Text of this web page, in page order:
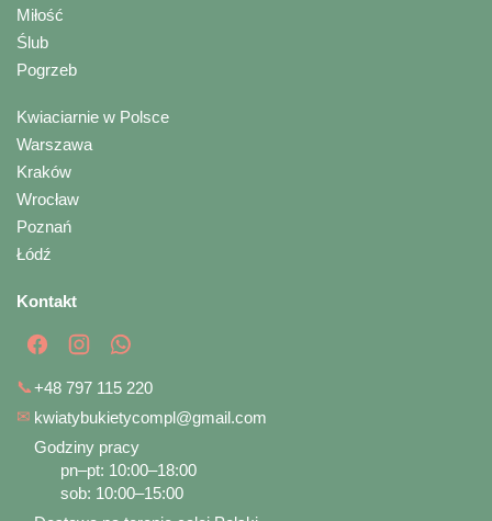
Miłość
Ślub
Pogrzeb
Kwiaciarnie w Polsce
Warszawa
Kraków
Wrocław
Poznań
Łódź
Kontakt
📞+48 797 115 220
✉ kwiatybukietycompl@gmail.com
Godziny pracy
pn–pt: 10:00–18:00
sob: 10:00–15:00